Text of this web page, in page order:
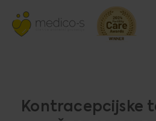
Kontracepcijske